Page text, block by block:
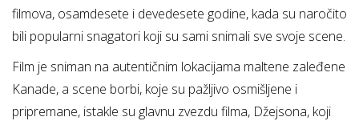
filmova, osamdesete i devedesete godine, kada su naročito
bili popularni snagatori koji su sami snimali sve svoje scene.
Film je sniman na autentičnim lokacijama maltene zaleđene
Kanade, a scene borbi, koje su pažljivo osmišljene i
pripremane, istakle su glavnu zvezdu filma, Džejsona, koji